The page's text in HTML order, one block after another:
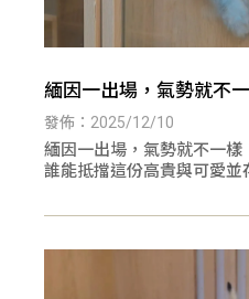
緬因一出場，氣勢就不一
發佈：2025/12/10
緬因一出場，氣勢就不一樣
誰能抵擋這份高貴與可愛並